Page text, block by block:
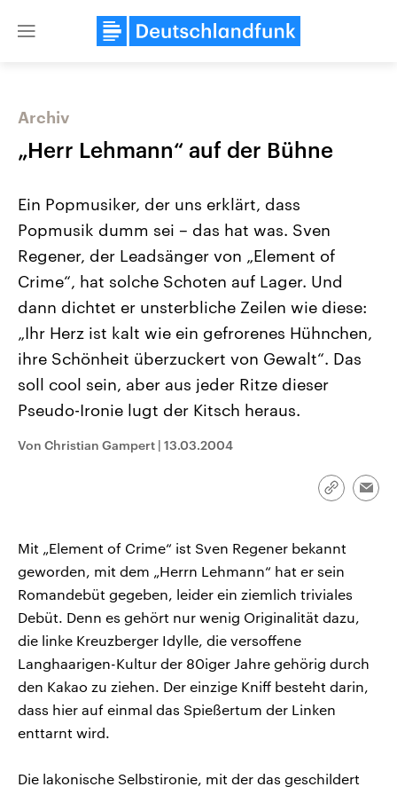
Close
Landtagswahl Sachsen-Anhalt
2026
Alle Informationen
Sachsen-Anhalt wählt am 6.
September 2026 einen neuen
Landtag. Seit 2021 wird das
Bundesland von einer Koalition aus
CDU, SPD und FDP regiert.-
Umfragen, Prognosen,
Wahlprogramme, aktuelle Berichte
und Hintergründe zu den Parteien
USA
Aktuelle Beiträge,
Hintergründe
Wirtschaftlich und
gehören die Vereinigten
den mächtigsten Ländern
mit großem Einfluss auf
aktuelle Weltgeschehen.
Sendungen Programm Podcasts
Archiv
„Herr Lehmann“ auf der Bühne
Ein Popmusiker, der uns erklärt, dass
Popmusik dumm sei – das hat was. Sven
Regener, der Leadsänger von „Element of
Crime“, hat solche Schoten auf Lager. Und
dann dichtet er unsterbliche Zeilen wie diese:
„Ihr Herz ist kalt wie ein gefrorenes Hühnchen,
ihre Schönheit überzuckert von Gewalt“. Das
soll cool sein, aber aus jeder Ritze dieser
Pseudo-Ironie lugt der Kitsch heraus.
Von Christian Gampert | 13.03.2004
Link
Mit „Element of Crime“ ist Sven Regener bekannt
geworden, mit dem „Herrn Lehmann“ hat er sein
Romandebüt gegeben, leider ein ziemlich triviales
Debüt. Denn es gehört nur wenig Originalität dazu,
die linke Kreuzberger Idylle, die versoffene
Langhaarigen-Kultur der 80iger Jahre gehörig durch
den Kakao zu ziehen. Der einzige Kniff besteht darin,
dass hier auf einmal das Spießertum der Linken
enttarnt wird.
Die lakonische Selbstironie, mit der das geschildert